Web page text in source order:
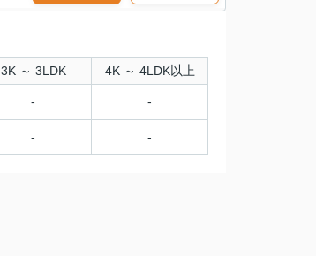
3K ～ 3LDK 4K ～ 4LDK以上
- -
- -